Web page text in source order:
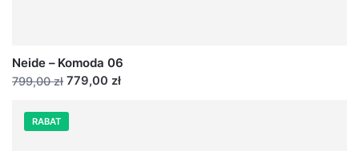
Neide – Komoda 06
799,00 zł 779,00 zł
RABAT